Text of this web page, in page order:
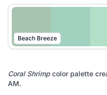
Beach Breeze
Coral Shrimp color palette
AM.